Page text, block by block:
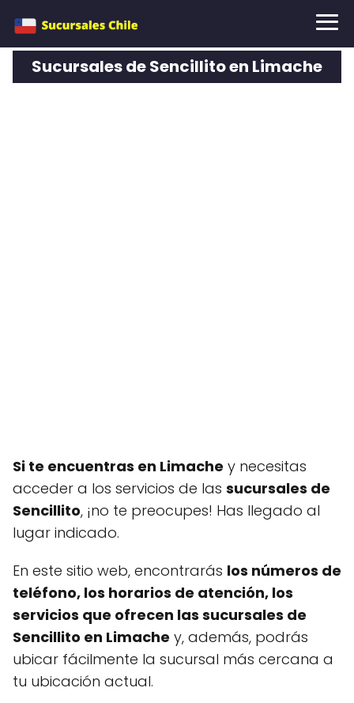
Sucursales de Sencillito en Limache
Si te encuentras en Limache y necesitas
acceder a los servicios de las sucursales de
Sencillito, ¡no te preocupes! Has llegado al
lugar indicado.
En este sitio web, encontrarás los números de
teléfono, los horarios de atención, los
servicios que ofrecen las sucursales de
Sencillito en Limache y, además, podrás
ubicar fácilmente la sucursal más cercana a
tu ubicación actual.